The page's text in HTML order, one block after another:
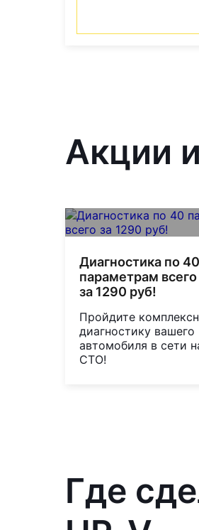
Акции
Диагностика по 40
параметрам всего
за 1290 руб!
Пройдите
диагностику вашего
автомобиля в сети
СТО!
Где